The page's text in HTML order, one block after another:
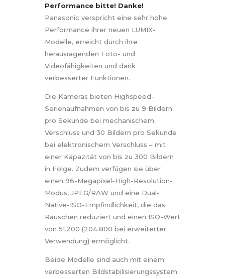
Performance bitte! Danke!
Panasonic verspricht eine sehr hohe
Performance ihrer neuen LUMIX-
Modelle, erreicht durch ihre
herausragenden Foto- und
Videofähigkeiten und dank
verbesserter Funktionen.
Die Kameras bieten Highspeed-
Serienaufnahmen von bis zu 9 Bildern
pro Sekunde bei mechanischem
Verschluss und 30 Bildern pro Sekunde
bei elektronischem Verschluss – mit
einer Kapazität von bis zu 300 Bildern
in Folge. Zudem verfügen sie über
einen 96-Megapixel-High-Resolution-
Modus, JPEG/RAW und eine Dual-
Native-ISO-Empfindlichkeit, die das
Rauschen reduziert und einen ISO-Wert
von 51.200 (204.800 bei erweiterter
Verwendung) ermöglicht.
Beide Modelle sind auch mit einem
verbesserten Bildstabilisierungssystem